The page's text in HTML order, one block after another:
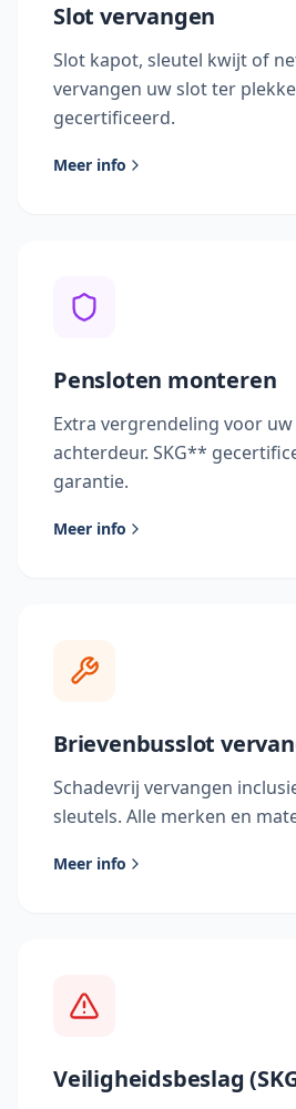
Slot vervangen
Slot kapot, sleutel kwijt of
vervangen uw slot ter
gecertificeerd.
Meer info
Pensloten monteren
Extra vergrendeling voor
achterdeur. SKG**
garantie.
Meer info
Brievenbusslot
Schadevrij vervangen
sleutels. Alle merken en
Meer info
Veiligheidsbeslag